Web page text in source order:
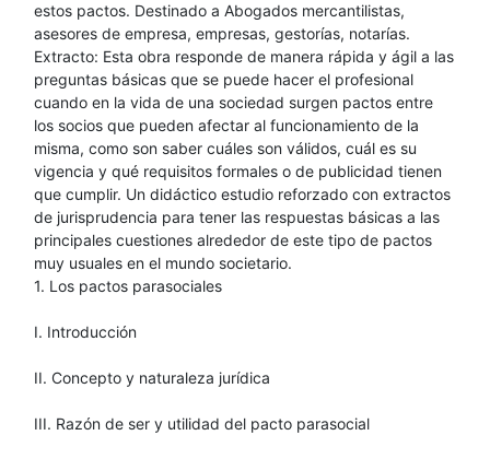
estos pactos. Destinado a Abogados mercantilistas,
asesores de empresa, empresas, gestorías, notarías.
Extracto: Esta obra responde de manera rápida y ágil a las
preguntas básicas que se puede hacer el profesional
cuando en la vida de una sociedad surgen pactos entre
los socios que pueden afectar al funcionamiento de la
misma, como son saber cuáles son válidos, cuál es su
vigencia y qué requisitos formales o de publicidad tienen
que cumplir. Un didáctico estudio reforzado con extractos
de jurisprudencia para tener las respuestas básicas a las
principales cuestiones alrededor de este tipo de pactos
muy usuales en el mundo societario.
1. Los pactos parasociales
I. Introducción
II. Concepto y naturaleza jurídica
III. Razón de ser y utilidad del pacto parasocial